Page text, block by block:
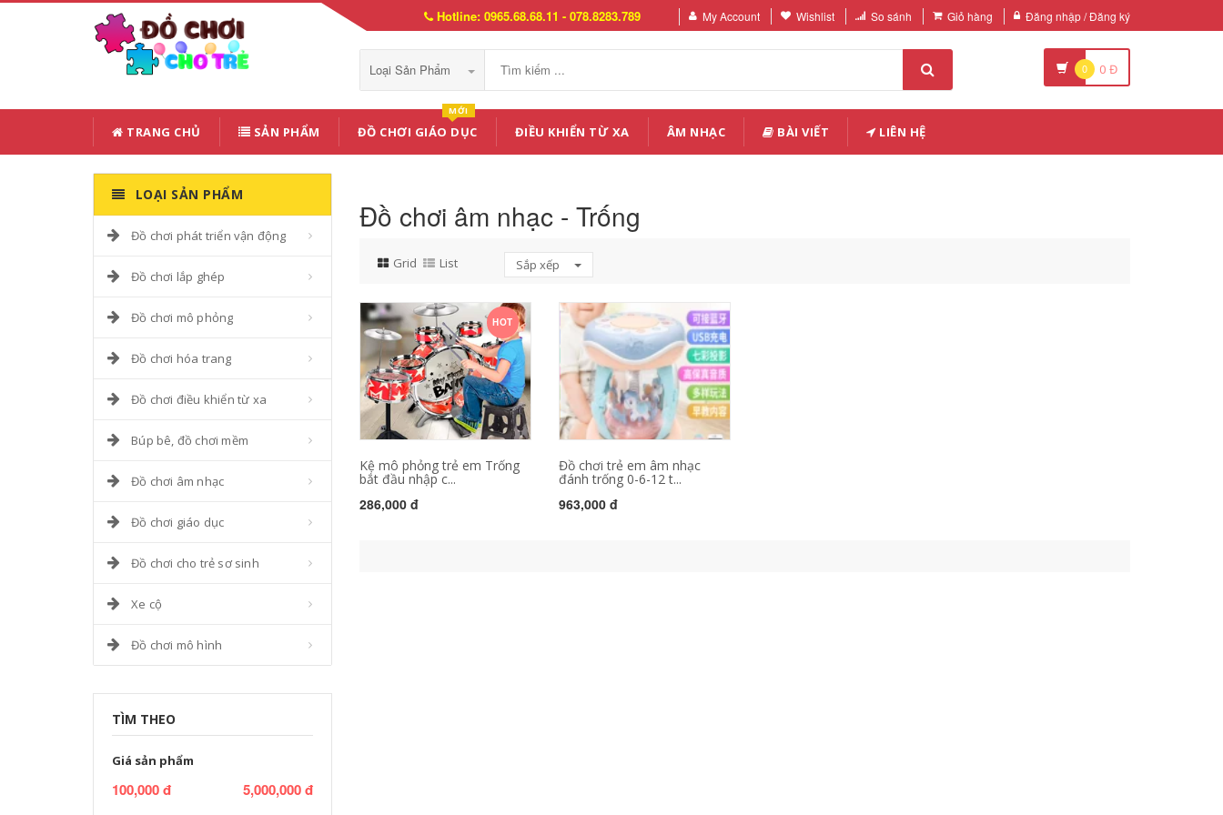
Hotline: 0965.68.68.11 - 078.8283.789 My Account Wishlist So sánh Giỏ hàng Đăng nhập / Đăng ký
Loại Sản Phẩm 0 0 Đ
TRANG CHỦ SẢN PHẨM ĐỒ CHƠI GIÁO DỤC
MỚI
ĐIỀU KHIỂN TỪ XA ÂM NHẠC BÀI VIẾT LIÊN HỆ
LOẠI SẢN PHẨM
Đồ chơi phát triển vận động
Đồ chơi lắp ghép
Đồ chơi mô phỏng
Đồ chơi hóa trang
Đồ chơi điều khiển từ xa
Búp bê, đồ chơi mềm
Đồ chơi âm nhạc
Đồ chơi giáo dục
Đồ chơi cho trẻ sơ sinh
Xe cộ
Đồ chơi mô hình
TÌM THEO
Giá sản phẩm
100,000 đ 5,000,000 đ
Đồ chơi âm nhạc - Trống
Grid List Sắp xếp
HOT
Kệ mô phỏng trẻ em Trống
bắt đầu nhập c...
286,000 đ
Đồ chơi trẻ em âm nhạc
đánh trống 0-6-12 t...
963,000 đ